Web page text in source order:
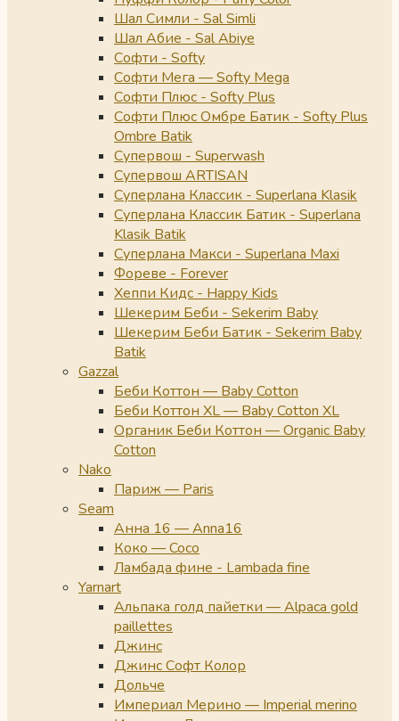
Шал Симли - Sal Simli
Шал Абие - Sal Abiye
Софти - Softy
Софти Мега — Softy Mega
Софти Плюс - Softy Plus
Софти Плюс Омбре Батик - Softy Plus
Ombre Batik
Супервош - Superwash
Супервош ARTISAN
Суперлана Классик - Superlana Klasik
Суперлана Классик Батик - Superlana
Klasik Batik
Суперлана Макси - Superlana Maxi
Фореве - Forever
Хеппи Кидс - Happy Kids
Шекерим Беби - Sekerim Baby
Шекерим Беби Батик - Sekerim Baby
Batik
Gazzal
Беби Коттон — Baby Cotton
Беби Коттон XL — Baby Cotton XL
Органик Беби Коттон — Organic Baby
Cotton
Nako
Париж — Paris
Seam
Анна 16 — Anna16
Коко — Coco
Ламбада фине - Lambada fine
Yarnart
Альпака голд пайетки — Alpaca gold
paillettes
Джинс
Джинс Софт Колор
Дольче
Империал Мерино — Imperial merino